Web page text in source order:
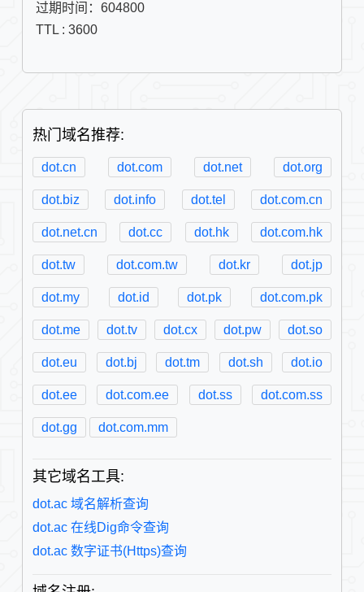
热门域名推荐:
dot.cn dot.com dot.net dot.org
dot.biz dot.info dot.tel dot.com.cn
dot.net.cn dot.cc dot.hk dot.com.hk
dot.tw dot.com.tw dot.kr dot.jp
dot.my dot.id dot.pk dot.com.pk
dot.me dot.tv dot.cx dot.pw dot.so
dot.eu dot.bj dot.tm dot.sh dot.io
dot.ee dot.com.ee dot.ss dot.com.ss
dot.gg dot.com.mm
其它域名工具:
dot.ac 域名解析查询
dot.ac 在线Dig命令查询
dot.ac 数字证书(Https)查询